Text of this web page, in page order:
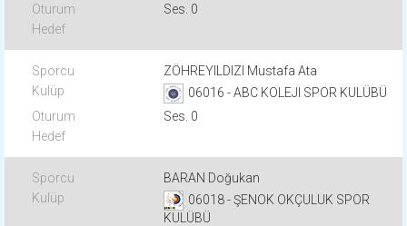
Ses. 0
ZÖHREYILDIZI Mustafa Ata
06016 - ABC KOLEJI SPOR KULÜBÜ
Ses. 0
BARAN Doğukan
06018 - ŞENOK OKÇULUK SPOR
KULÜBÜ